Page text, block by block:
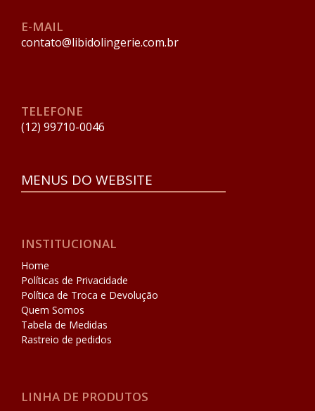
E-MAIL
contato@libidolingerie.com.br
TELEFONE
(12) 99710-0046
MENUS DO WEBSITE
INSTITUCIONAL
Home
Políticas de Privacidade
Política de Troca e Devolução
Quem Somos
Tabela de Medidas
Rastreio de pedidos
LINHA DE PRODUTOS